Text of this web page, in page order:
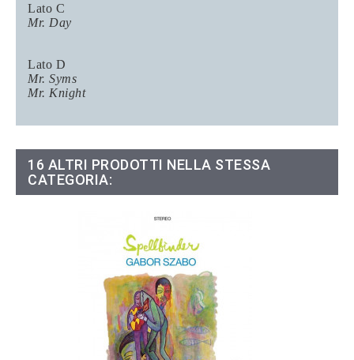
Lato C
Mr. Day
Lato D
Mr. Syms
Mr. Knight
16 ALTRI PRODOTTI NELLA STESSA
CATEGORIA: